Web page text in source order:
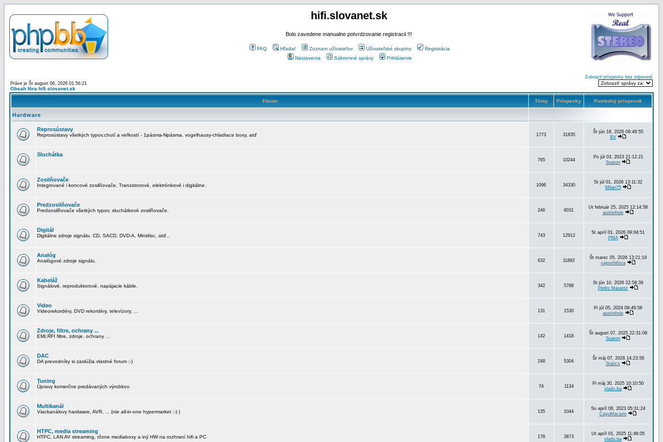
hifi.slovanet.sk
Bolo zavedene manualne potvrdzovanie registracii !!!
FAQ Hľadať Zoznam užívateľov Užívateľské skupiny
Registrácia
Nastavenia
Súkromné správy Prihlásenie
Práve je Št august 06, 2026 01:56:21
Obsah fóra hifi.slovanet.sk
Zobraziť príspevky bez odpovedí
Fórum Témy Príspevky Posledný príspevok
Hardware
Reprosústavy
Reprosústavy všetkých typov,chutí a veľkostí - 1pásma-Npásma, vogelhausy-chladiace boxy, atď 1773 31835
Št jún 18, 2026 09:48:55
BV
Sluchátka
765 10244
Po júl 03, 2023 21:12:21
Soaron
Zosilňovače
Integrované i koncové zosilňovače. Tranzistorové, elektrónkové i digitálne. 1096 34330
St júl 01, 2026 13:11:32
Milan75
Predzosilňovače
Predzosilňovače všetkých typov, sluchátkové zosilňovače. 246 6031
Ut február 25, 2025 12:14:58
austinhols
Digitál
Digitálne zdroje signálu. CD, SACD, DVD-A, Minidisc, atď... 743 12912
St apríl 01, 2026 09:04:51
PMA
Analóg
Analógové zdroje signálu. 632 11892
Št marec 05, 2026 13:21:19
vajnorhifista
Kabeláž
Signálové, reproduktorové, napájacie káble. 342 5788
St jún 10, 2026 22:58:39
Pedro Marantz
Video
Videorekordéry, DVD rekordéry, televízory, ... 131 1530
Pi júl 05, 2024 09:49:58
austinhols
Zdroje, filtre, ochrany ...
EMI,RFI filtre, zdroje, ochrany ... 142 1418
Št august 07, 2025 22:31:09
Soaron
DAC
DA prevodníky si zaslúžia vlastné forum :-) 248 5304
Št máj 07, 2026 14:23:56
Staticx
Tuning
Úpravy komerčne predávaných výrobkov. 74 1134
Pi máj 30, 2025 10:10:50
vlado.ba
Multikanál
Viackanálovy hardware, AVR, ... (nie all-in-one hypermarket :-) ) 135 1044
So apríl 08, 2023 05:31:24
CayoMacario
HTPC, media streaming
HTPC, LAN AV streaming, rôzne mediaboxy a iný HW na rozhraní hifi a PC 178 3873
Ut apríl 01, 2025 11:46:05
vlado.ba